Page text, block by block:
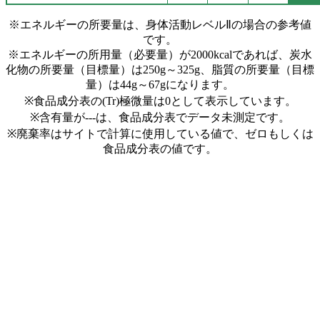
※エネルギーの所要量は、身体活動レベルⅡの場合の参考値
です。
※エネルギーの所用量（必要量）が2000kcalであれば、炭水
化物の所要量（目標量）は250g～325g、脂質の所要量（目標
量）は44g～67gになります。
※食品成分表の(Tr)極微量は0として表示しています。
※含有量が---は、食品成分表でデータ未測定です。
※廃棄率はサイトで計算に使用している値で、ゼロもしくは
食品成分表の値です。